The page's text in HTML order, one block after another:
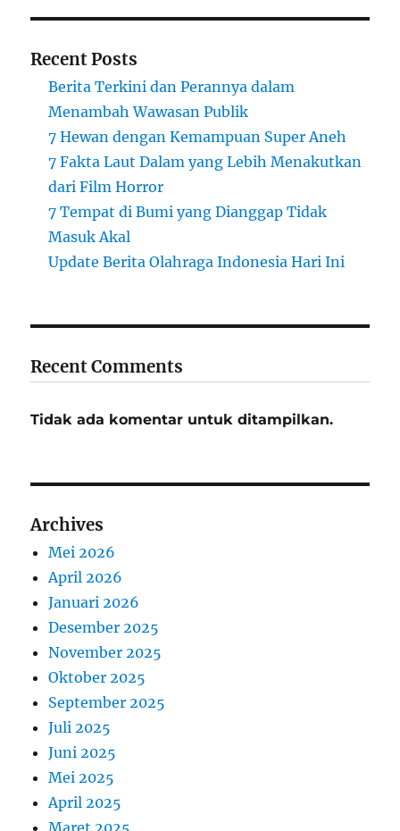
Recent Posts
Berita Terkini dan Perannya dalam
Menambah Wawasan Publik
7 Hewan dengan Kemampuan Super Aneh
7 Fakta Laut Dalam yang Lebih Menakutkan
dari Film Horror
7 Tempat di Bumi yang Dianggap Tidak
Masuk Akal
Update Berita Olahraga Indonesia Hari Ini
Recent Comments
Tidak ada komentar untuk ditampilkan.
Archives
Mei 2026
April 2026
Januari 2026
Desember 2025
November 2025
Oktober 2025
September 2025
Juli 2025
Juni 2025
Mei 2025
April 2025